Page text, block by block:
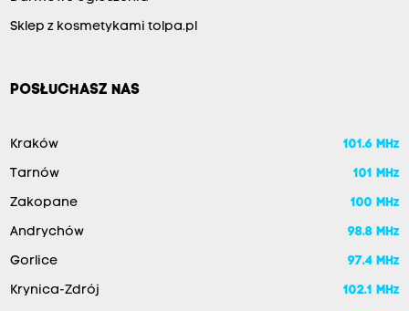
Sklep z kosmetykami tolpa.pl
POSŁUCHASZ NAS
Kraków 101.6 MHz
Tarnów 101 MHz
Zakopane 100 MHz
Andrychów 98.8 MHz
Gorlice 97.4 MHz
Krynica-Zdrój 102.1 MHz